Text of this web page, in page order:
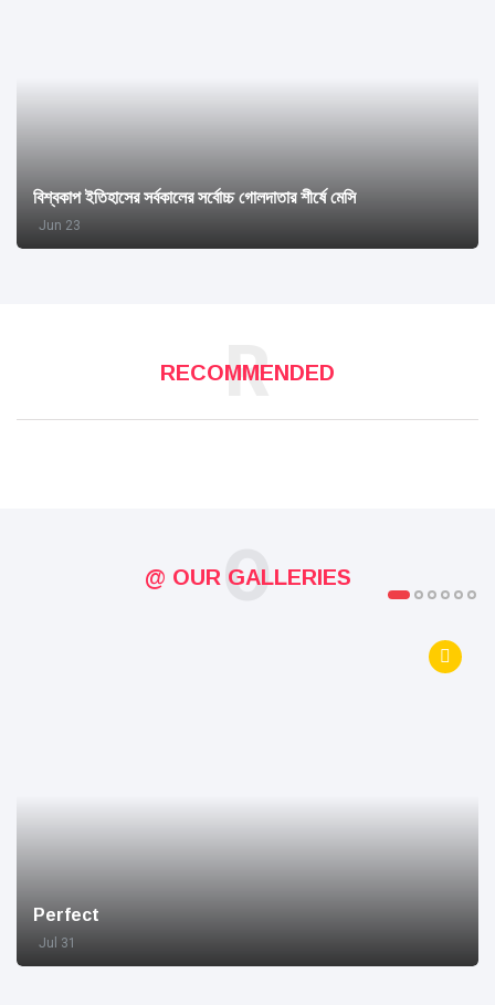
বিশ্বকাপ ইতিহাসের সর্বকালের সর্বোচ্চ গোলদাতার শীর্ষে মেসি
Jun 23
RECOMMENDED
R
@ OUR GALLERIES
O
Perfect
Jul 31